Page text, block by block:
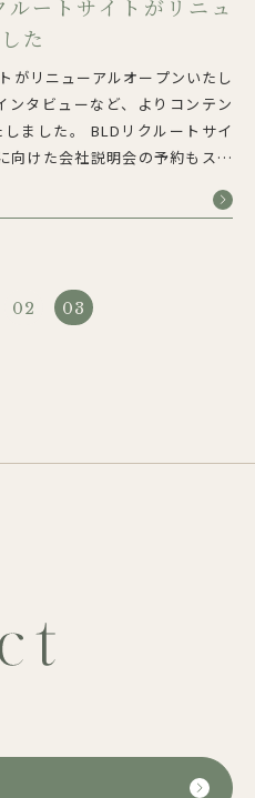
ートサイトがリニュ
た
がリニューアルオープンいたし
ンタビューなど、よりコンテン
ました。 BLDリクルートサイ
向けた会社説明会の予約もスタ
02 03